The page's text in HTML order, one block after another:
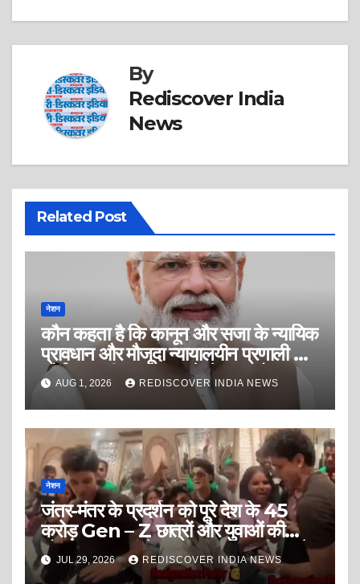
By
Rediscover India
News
Related Post
नेशन
कौन कहता है कि कानून और सजा के न्यायिक
प्रावधान और मौजूदा न्यायालयीन प्रणाली से
कोई अपराधी अपराध करने से डरता है?
AUG 1, 2026 REDISCOVER INDIA NEWS
नेशन
जंतर-मंतर के प्रदर्शन को पूरे देश के 45
करोड़ Gen – Z छात्रों और युवाओं की
सोच, व्यवहार या चेहरा समझना देश की सबसे
बड़ी भूल है।
JUL 29, 2026 REDISCOVER INDIA NEWS